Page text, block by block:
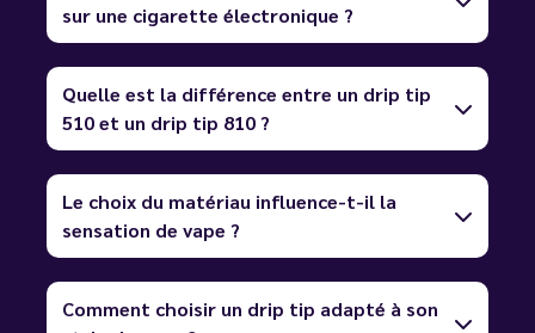
sur une cigarette électronique ?
Quelle est la différence entre un drip tip
510 et un drip tip 810 ?
Le choix du matériau influence-t-il la
sensation de vape ?
Comment choisir un drip tip adapté à son